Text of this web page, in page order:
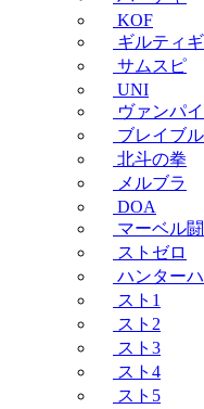
KOF
ギルティ
サムスピ
UNI
ヴァンパ
ブレイブ
北斗の拳
メルブラ
DOA
マーベル
ストゼロ
ハンター
スト1
スト2
スト3
スト4
スト5